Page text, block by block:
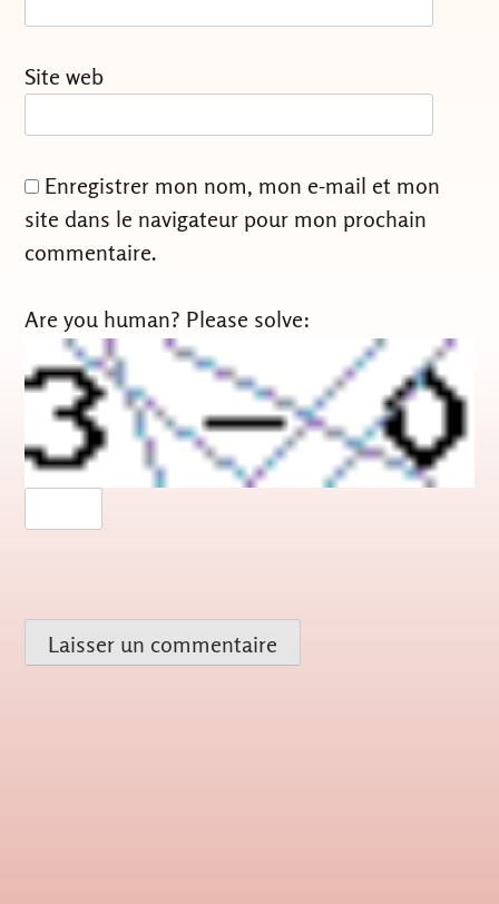
Site web
Enregistrer mon nom, mon e-mail et mon
site dans le navigateur pour mon prochain
commentaire.
Are you human? Please solve: